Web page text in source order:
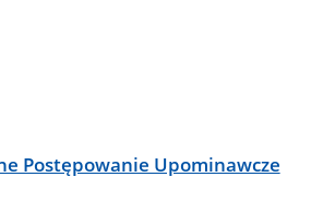
Postępowanie Upominawcze